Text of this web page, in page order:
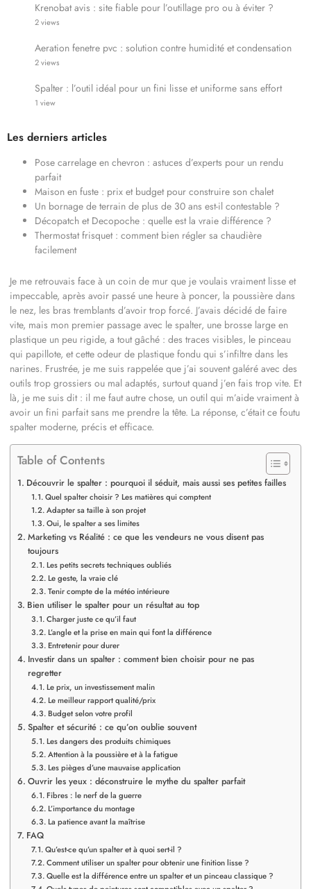
Je me retrouvais face à un coin de mur que je voulais vraiment lisse et
impeccable, après avoir passé une heure à poncer, la poussière dans
le nez, les bras tremblants d’avoir trop forcé. J’avais décidé de faire
vite, mais mon premier passage avec le spalter, une brosse large en
plastique un peu rigide, a tout gâché : des traces visibles, le pinceau
qui papillote, et cette odeur de plastique fondu qui s’infiltre dans les
narines. Frustrée, je me suis rappelée que j’ai souvent galéré avec des
outils trop grossiers ou mal adaptés, surtout quand j’en fais trop vite. Et
là, je me suis dit : il me faut autre chose, un outil qui m’aide vraiment à
avoir un fini parfait sans me prendre la tête. La réponse, c’était ce foutu
spalter moderne, précis et efficace.
Table of Contents
Découvrir le spalter : pourquoi il séduit, mais aussi ses petites failles
Quel spalter choisir ? Les matières qui comptent
Adapter sa taille à son projet
Oui, le spalter a ses limites
Marketing vs Réalité : ce que les vendeurs ne vous disent pas
toujours
Les petits secrets techniques oubliés
Le geste, la vraie clé
Tenir compte de la météo intérieure
Bien utiliser le spalter pour un résultat au top
Charger juste ce qu’il faut
L’angle et la prise en main qui font la différence
Entretenir pour durer
Investir dans un spalter : comment bien choisir pour ne pas
regretter
Le prix, un investissement malin
Le meilleur rapport qualité/prix
Budget selon votre profil
Spalter et sécurité : ce qu’on oublie souvent
Les dangers des produits chimiques
Attention à la poussière et à la fatigue
Les pièges d’une mauvaise application
Ouvrir les yeux : déconstruire le mythe du spalter parfait
Fibres : le nerf de la guerre
L’importance du montage
La patience avant la maîtrise
FAQ
Qu’est-ce qu’un spalter et à quoi sert-il ?
Comment utiliser un spalter pour obtenir une finition lisse ?
Quelle est la différence entre un spalter et un pinceau classique ?
Krenobat avis : site fiable pour l’outillage pro ou à éviter ?
2 views
Aeration fenetre pvc : solution contre humidité et condensation
2 views
Spalter : l’outil idéal pour un fini lisse et uniforme sans effort
1 view
Les derniers articles
Pose carrelage en chevron : astuces d’experts pour un rendu
parfait
Maison en fuste : prix et budget pour construire son chalet
Un bornage de terrain de plus de 30 ans est-il contestable ?
Décopatch et Decopoche : quelle est la vraie différence ?
Thermostat frisquet : comment bien régler sa chaudière
facilement